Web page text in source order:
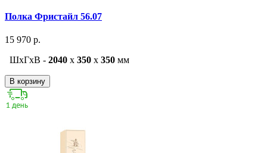
Полка Фристайл 56.07
15 970 р.
ШxГxВ - 2040 x 350 x 350 мм
В корзину